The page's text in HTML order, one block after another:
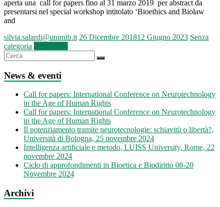
aperta una call for papers fino al 31 marzo 2019 per abstract da
presentarsi nel special workshop intitolato ‘Bioethics and Biolaw
and
silvia.salardi@unimib.it 26 Dicembre 201812 Giugno 2023 Senza
categoria
News & eventi
Call for papers: International Conference on Neurotechnology
in the Age of Human Rights
Call for papers: International Conference on Neurotechnology
in the Age of Human Rights
Il potenziamento tramite neurotecnologie: schiavitù o libertà?,
Università di Bologna, 25 novembre 2024
Intelligenza artificiale e metodo, LUISS University, Rome, 22
novembre 2024
Ciclo di approfondimenti in Bioetica e Biodiritto 08-20
Novembre 2024
Archivi